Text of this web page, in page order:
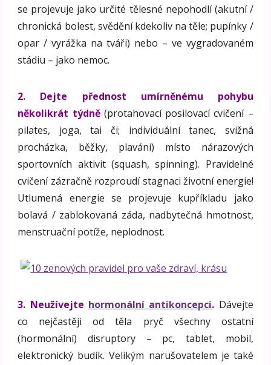
se projevuje jako určité tělesné nepohodlí (akutní /
chronická bolest, svědění kdekoliv na těle; pupínky /
opar / vyrážka na tváři) nebo – ve vygradovaném
stádiu – jako nemoc.
2. Dejte přednost umírněnému pohybu
několikrát týdně(protahovací posilovací cvičení –
pilates, joga, tai či; individuální tanec, svižná
procházka, běžky, plavání) místo nárazových
sportovních aktivit (squash, spinning). Pravidelné
cvičení zázračně rozproudí stagnaci životní energie!
Utlumená energie se projevuje kupříkladu jako
bolavá / zablokovaná záda, nadbytečná hmotnost,
menstruační potíže, neplodnost.
3. Neužívejte hormonální antikoncepci. Dávejte
co nejčastěji od těla pryč všechny ostatní
(hormonální) disruptory – pc, tablet, mobil,
elektronický budík. Velikým narušovatelem je také